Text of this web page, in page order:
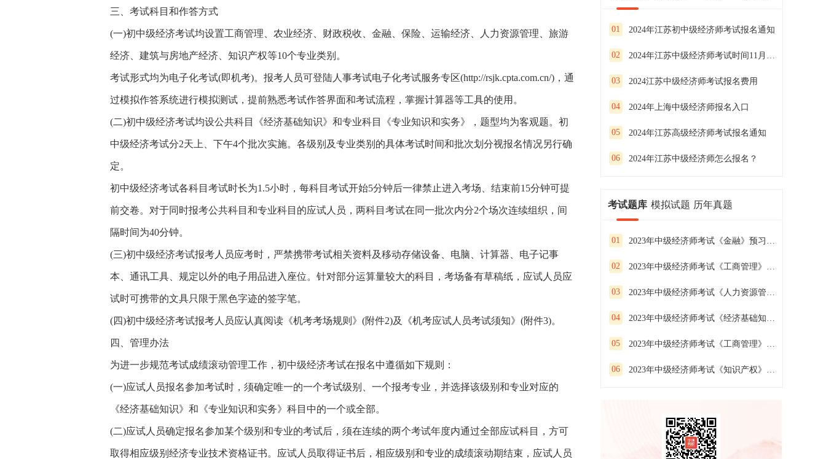
三、考试科目和作答方式
(一)初中级经济考试均设置工商管理、农业经济、财政税收、金融、保险、运输经济、人力资源管理、旅游
经济、建筑与房地产经济、知识产权等10个专业类别。
考试形式均为电子化考试(即机考)。报考人员可登陆人事考试电子化考试服务专区(http://rsjk.cpta.com.cn/)，通
过模拟作答系统进行模拟测试，提前熟悉考试作答界面和考试流程，掌握计算器等工具的使用。
(二)初中级经济考试均设公共科目《经济基础知识》和专业科目《专业知识和实务》，题型均为客观题。初
中级经济考试分2天上、下午4个批次实施。各级别及专业类别的具体考试时间和批次划分视报名情况另行确
定。
初中级经济考试各科目考试时长为1.5小时，每科目考试开始5分钟后一律禁止进入考场、结束前15分钟可提
前交卷。对于同时报考公共科目和专业科目的应试人员，两科目考试在同一批次内分2个场次连续组织，间
隔时间为40分钟。
(三)初中级经济考试报考人员应考时，严禁携带考试相关资料及移动存储设备、电脑、计算器、电子记事
本、通讯工具、规定以外的电子用品进入座位。针对部分运算量较大的科目，考场备有草稿纸，应试人员应
试时可携带的文具只限于黑色字迹的签字笔。
(四)初中级经济考试报考人员应认真阅读《机考考场规则》(附件2)及《机考应试人员考试须知》(附件3)。
四、管理办法
为进一步规范考试成绩滚动管理工作，初中级经济考试在报名中遵循如下规则：
(一)应试人员报名参加考试时，须确定唯一的一个考试级别、一个报考专业，并选择该级别和专业对应的
《经济基础知识》和《专业知识和实务》科目中的一个或全部。
(二)应试人员确定报名参加某个级别和专业的考试后，须在连续的两个考试年度内通过全部应试科目，方可
取得相应级别经济专业技术资格证书。应试人员取得证书后，相应级别和专业的成绩滚动期结束，应试人员
01 2024年江苏初中级经济师考试报名通知
02 2024年江苏中级经济师考试时间11月16日、17日
03 2024江苏中级经济师考试报名费用
04 2024年上海中级经济师报名入口
05 2024年江苏高级经济师考试报名通知
06 2024年江苏中级经济师怎么报名？
考试题库 模拟试题 历年真题
01 2023年中级经济师考试《金融》预习试卷（二）
02 2023年中级经济师考试《工商管理》预习试卷（一）
03 2023年中级经济师考试《人力资源管理》预习试卷（三）
04 2023年中级经济师考试《经济基础知识》预习试卷（二）
05 2023年中级经济师考试《工商管理》预习试卷（三）
06 2023年中级经济师考试《知识产权》预习试卷（二）